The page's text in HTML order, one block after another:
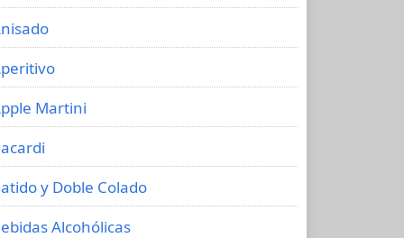
Martini
y Doble Colado
Alcohólicas